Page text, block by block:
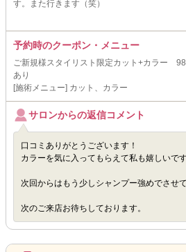
す。また行きます（笑）
予約時のクーポン・メニュー
ご新規様スタイリスト限定カット+カラー
あり
[施術メニュー] カット、カラー
サロンからの返信コメント
口コミありがとうございます！
カラーを気に入ってもらえて私も嬉しいです
次回からはもう少しシャンプー強めでさせ
次のご来店お待ちしております。